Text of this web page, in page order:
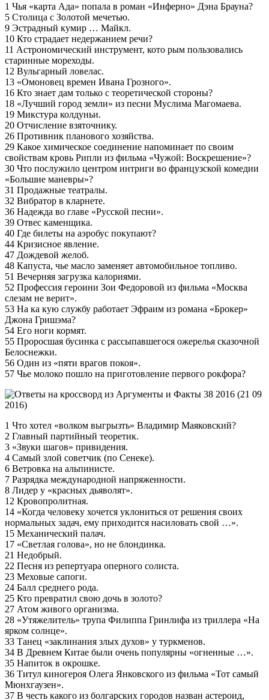
1 Чья «карта Ада» попала в роман «Инферно» Дэна Брауна?
5 Столица с Золотой мечетью.
9 Эстрадный кумир … Майкл.
10 Кто страдает недержанием речи?
11 Астрономический инструмент, кото­ рым пользовались
старинные мореходы.
12 Вульгарный ловелас.
13 «Омоновец времен Ивана Грозного».
16 Кто знает дам только с теоретической стороны?
18 «Лучший город земли» из песни Муслима Магомаева.
19 Микстура колдуньи.
20 Отчисление взяточнику.
26 Противник планового хозяйства.
29 Какое химическое соединение напоминает по своим
свойствам кровь Рипли из фильма «Чужой: Воскрешение»?
30 Что послужило центром интриги во французской комедии
«Большие маневры»?
31 Продажные театралы.
32 Вибратор в кларнете.
36 Надежда во главе «Русской песни».
39 Отвес каменщика.
40 Где билеты на аэробус покупают?
44 Кризисное явление.
47 Дождевой желоб.
48 Капуста, чье масло заменяет автомобильное топливо.
51 Вечерняя загрузка калориями.
52 Профессия героини Зои Федоровой из фильма «Москва
слезам не верит».
53 На ка­ кую службу работает Эфраим из романа «Брокер»
Джона Гришэма?
54 Его ноги кормят.
55 Проросшая бусинка с рассыпавшегося ожерелья сказочной
Белоснежки.
56 Один из «пяти врагов покоя».
57 Чье молоко пошло на приготовление первого рокфора?
1 Что хотел «волком выгрызть» Владимир Маяковский?
2 Главный партийный теоретик.
3 «Звуки шагов» привидения.
4 Самый злой советчик (по Сенеке).
6 Ветровка на альпинисте.
7 Разрядка международной напряженности.
8 Лидер у «красных дьяволят».
12 Кровопролитная.
14 «Когда человеку хочется уклониться от решения своих
нормальных задач, ему приходится насиловать свой …».
15 Механический палач.
17 «Светлая голова», но не блондинка.
21 Недобрый.
22 Песня из репертуара оперного солиста.
23 Меховые сапоги.
24 Балл среднего рода.
25 Кто превратил свою дочь в золото?
27 Атом живого организма.
28 «Утяжелитель» трупа Филиппа Гринлифа из триллера «На
ярком солнце».
33 Танец «заклинания злых духов» у туркменов.
34 В Древнем Китае были очень популярны «огненные …».
35 Напиток в окрошке.
36 Титул киногероя Олега Янковского из фильма «Тот самый
Мюнхгаузен».
37 В честь какого из болгарских городов назван астероид,